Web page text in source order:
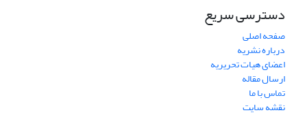
دسترسی سریع
صفحه اصلی
درباره نشریه
اعضای هیات تحریریه
ارسال مقاله
تماس با ما
نقشه سایت